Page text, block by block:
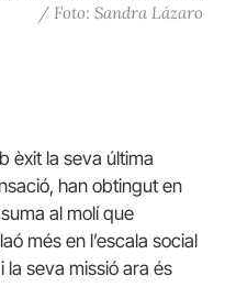
/ Foto: Sandra Lázaro
èxit la seva última
han obtingut en
al molí que
més en l’escala social
la seva missió ara és